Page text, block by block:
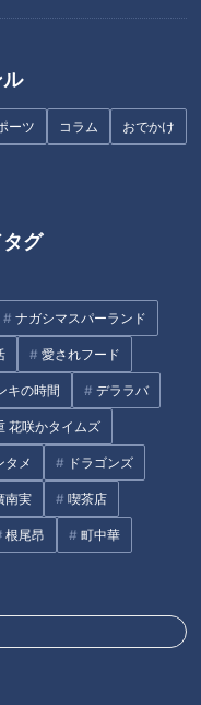
ーツ コラム おでかけ
タグ
ナガシマスパーランド
愛されフード
キの時間 デララバ
花咲かタイムズ
タメ ドラゴンズ
南実 喫茶店
根尾昂 町中華
に感動！日本一の枡づく
岐阜県大垣市のお宝スポ
選
愛 岐阜
い天気情報などなど、東
報番組。毎週月～金曜 午